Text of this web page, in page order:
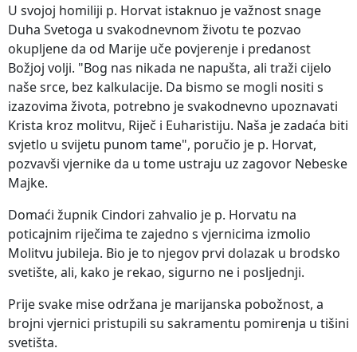
U svojoj homiliji p. Horvat istaknuo je važnost snage
Duha Svetoga u svakodnevnom životu te pozvao
okupljene da od Marije uče povjerenje i predanost
Božjoj volji. "Bog nas nikada ne napušta, ali traži cijelo
naše srce, bez kalkulacije. Da bismo se mogli nositi s
izazovima života, potrebno je svakodnevno upoznavati
Krista kroz molitvu, Riječ i Euharistiju. Naša je zadaća biti
svjetlo u svijetu punom tame", poručio je p. Horvat,
pozvavši vjernike da u tome ustraju uz zagovor Nebeske
Majke.
Domaći župnik Cindori zahvalio je p. Horvatu na
poticajnim riječima te zajedno s vjernicima izmolio
Molitvu jubileja. Bio je to njegov prvi dolazak u brodsko
svetište, ali, kako je rekao, sigurno ne i posljednji.
Prije svake mise održana je marijanska pobožnost, a
brojni vjernici pristupili su sakramentu pomirenja u tišini
svetišta.